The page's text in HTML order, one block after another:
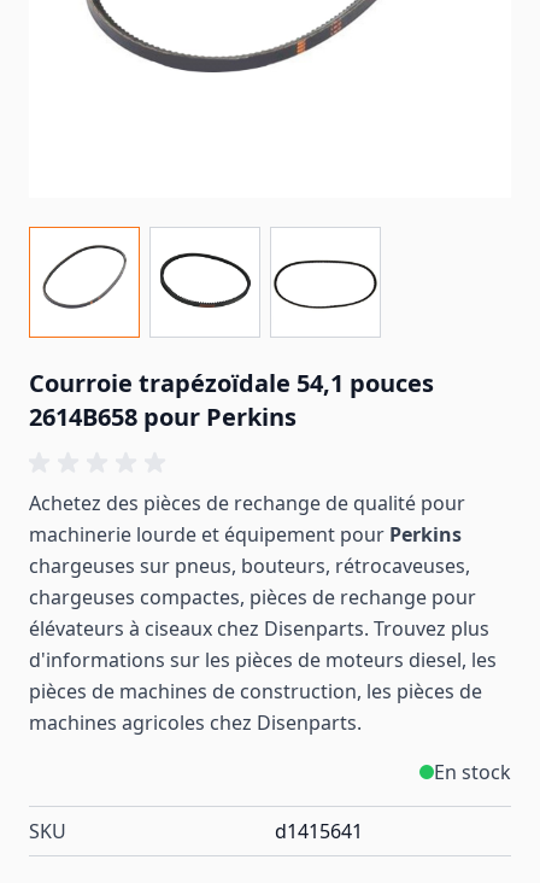
Courroie trapézoïdale 54,1 pouces
2614B658 pour Perkins
Achetez des pièces de rechange de qualité pour
machinerie lourde et équipement pour Perkins
chargeuses sur pneus, bouteurs, rétrocaveuses,
chargeuses compactes, pièces de rechange pour
élévateurs à ciseaux chez Disenparts. Trouvez plus
d'informations sur les pièces de moteurs diesel, les
pièces de machines de construction, les pièces de
machines agricoles chez Disenparts.
En stock
SKU d1415641